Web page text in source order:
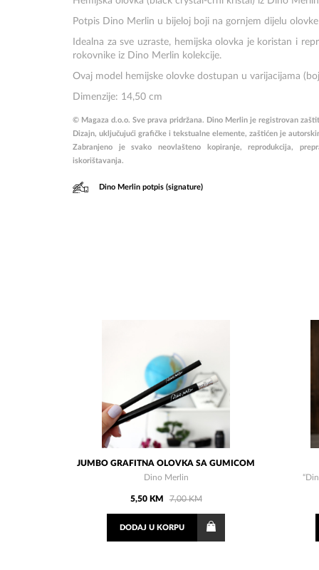
Potpis Dino Merlin u bijeloj boji na gornjem dijelu
Idealna za sve uzraste, hemijska olovka je koristan i
rokovnike iz Dino Merlin kolekcije.
Ovaj model hemijske olovke dostupan u varijacijama
Dimenzije: 14,50 cm
© Magaza d.o.o. Sve prava pridržana. Dino Merlin je registrovan
Dizajn, uključujući grafičke i tekstualne elemente, zaštićen je
Zabranjeno je svako neovlašteno kopiranje, reprodukcija,
iskorištavanja.
Dino Merlin potpis (signature)
JUMBO GRAFITNA OLOVKA SA GUMICOM
Dino Merlin
5,50 KM 7,00 KM
DODAJ U KORPU